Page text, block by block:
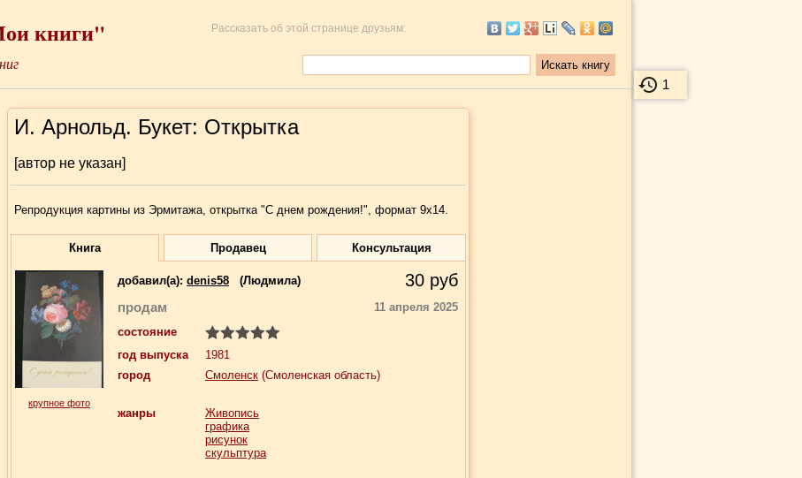
1
книги" Рассказать об этой странице друзьям:
И. Арнольд. Букет: Открытка
[автор не указан]
Репродукция картины из Эрмитажа, открытка "С днем рождения!", формат 9х14.
Книга Продавец Консультация
крупное фото
добавил(a): denis58 (Людмила) 30 руб
продам
11 апреля 2025
состояние
год выпуска
1981
город
Смоленск (Смоленская область)
жанры
Живопись
графика
рисунок
скульптура